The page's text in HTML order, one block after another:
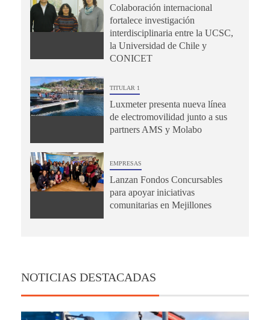
Colaboración internacional
fortalece investigación
interdisciplinaria entre la UCSC,
la Universidad de Chile y
CONICET
TITULAR 1
Luxmeter presenta nueva línea
de electromovilidad junto a sus
partners AMS y Molabo
EMPRESAS
Lanzan Fondos Concursables
para apoyar iniciativas
comunitarias en Mejillones
NOTICIAS DESTACADAS